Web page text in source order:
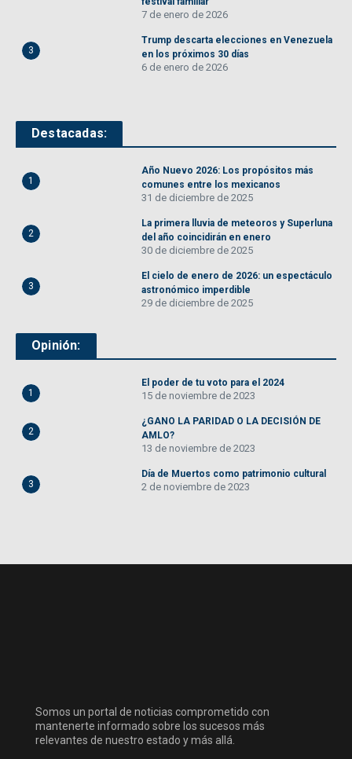
7 de enero de 2026
3
Trump descarta elecciones en Venezuela
en los próximos 30 días
6 de enero de 2026
Destacadas:
1
Año Nuevo 2026: Los propósitos más
comunes entre los mexicanos
31 de diciembre de 2025
2
La primera lluvia de meteoros y Superluna
del año coincidirán en enero
30 de diciembre de 2025
3
El cielo de enero de 2026: un espectáculo
astronómico imperdible
29 de diciembre de 2025
Opinión:
1
El poder de tu voto para el 2024
15 de noviembre de 2023
2
¿GANO LA PARIDAD O LA DECISIÓN DE
AMLO?
13 de noviembre de 2023
3
Día de Muertos como patrimonio cultural
2 de noviembre de 2023
Somos un portal de noticias comprometido con
mantenerte informado sobre los sucesos más
relevantes de nuestro estado y más allá.